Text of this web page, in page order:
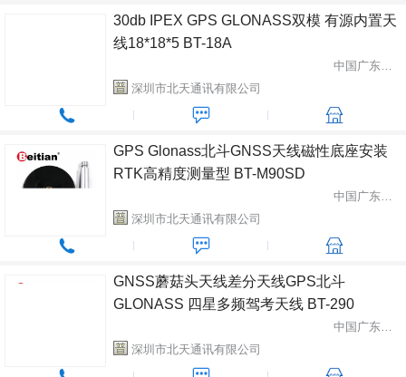
30db IPEX GPS GLONASS双模 有源内置天
线18*18*5 BT-18A
中国广东省深圳市
深圳市北天通讯有限公司
GPS Glonass北斗GNSS天线磁性底座安装
RTK高精度测量型 BT-M90SD
中国广东省深圳市
深圳市北天通讯有限公司
GNSS蘑菇头天线差分天线GPS北斗
GLONASS 四星多频驾考天线 BT-290
中国广东省深圳市
深圳市北天通讯有限公司